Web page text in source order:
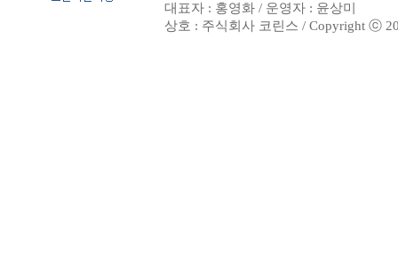
대표자 : 홍영화 / 운영자 : 윤상미
상호 : 주식회사 코린스 / Copyright ⓒ